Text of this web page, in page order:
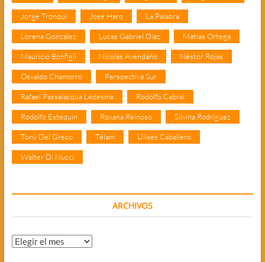
Jorge Tronqui José Haro La Palabra
Lorena González Lucas Gabriel Díaz Matías Ortega
Mauricio Bonfigli Nicolás Avendaño Néstor Rojas
Osvaldo Chamorro Perspectiva Sur
Rafael Passalacqua Ledesma Rodolfo Cabral
Rodolfo Estequin Roxana Reinoso Silvina Rodríguez
Tony Del Greco Télam Ulises Caballero
Walter Di Nucci
ARCHIVOS
Archivos